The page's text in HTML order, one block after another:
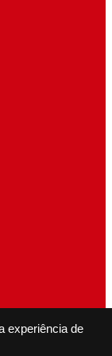
experiência de